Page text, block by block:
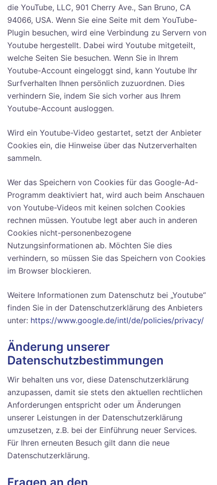
die YouTube, LLC, 901 Cherry Ave., San Bruno, CA
94066, USA. Wenn Sie eine Seite mit dem YouTube-
Plugin besuchen, wird eine Verbindung zu Servern von
Youtube hergestellt. Dabei wird Youtube mitgeteilt,
welche Seiten Sie besuchen. Wenn Sie in Ihrem
Youtube-Account eingeloggt sind, kann Youtube Ihr
Surfverhalten Ihnen persönlich zuzuordnen. Dies
verhindern Sie, indem Sie sich vorher aus Ihrem
Youtube-Account ausloggen.
Wird ein Youtube-Video gestartet, setzt der Anbieter
Cookies ein, die Hinweise über das Nutzerverhalten
sammeln.
Wer das Speichern von Cookies für das Google-Ad-
Programm deaktiviert hat, wird auch beim Anschauen
von Youtube-Videos mit keinen solchen Cookies
rechnen müssen. Youtube legt aber auch in anderen
Cookies nicht-personenbezogene
Nutzungsinformationen ab. Möchten Sie dies
verhindern, so müssen Sie das Speichern von Cookies
im Browser blockieren.
Weitere Informationen zum Datenschutz bei „Youtube“
finden Sie in der Datenschutzerklärung des Anbieters
unter: https://www.google.de/intl/de/policies/privacy/
Änderung unserer
Datenschutzbestimmungen
Wir behalten uns vor, diese Datenschutzerklärung
anzupassen, damit sie stets den aktuellen rechtlichen
Anforderungen entspricht oder um Änderungen
unserer Leistungen in der Datenschutzerklärung
umzusetzen, z.B. bei der Einführung neuer Services.
Für Ihren erneuten Besuch gilt dann die neue
Datenschutzerklärung.